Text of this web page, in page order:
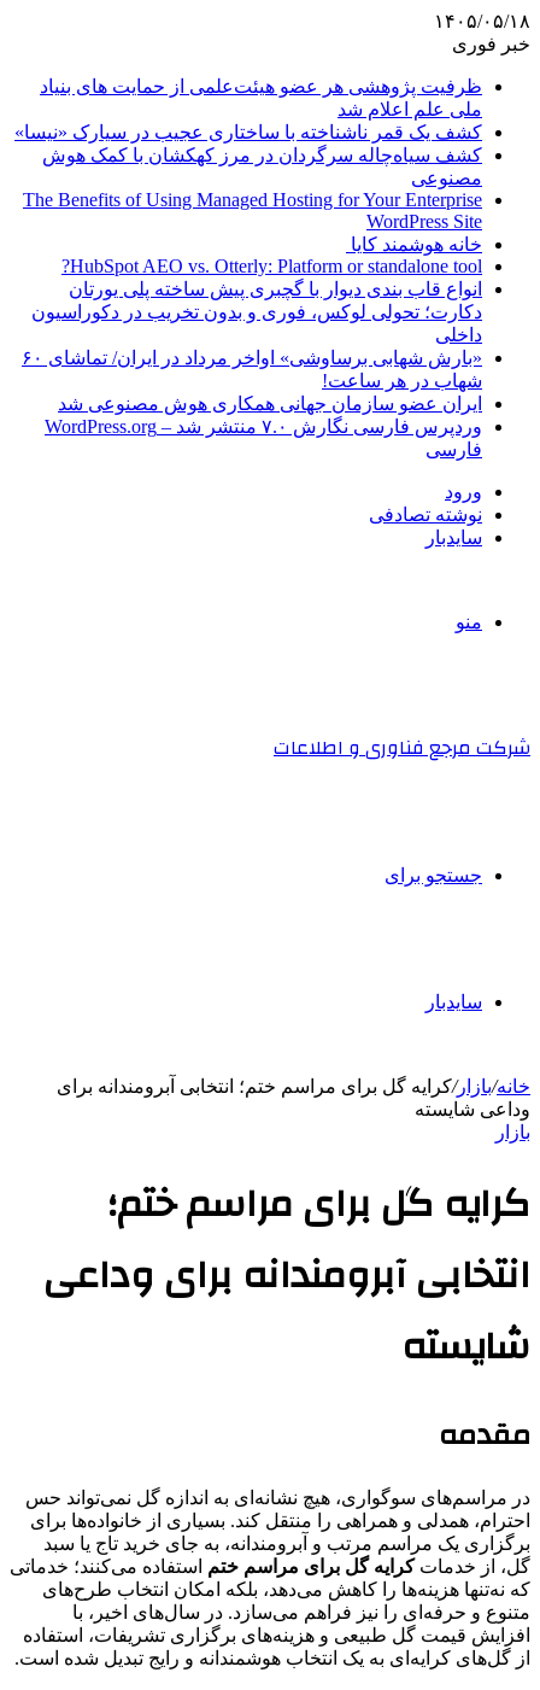
۱۴۰۵/۰۵/۱۸
خبر فوری
ظرفیت پژوهشی هر عضو هیئت‌علمی از حمایت های بنیاد
ملی علم اعلام شد
کشف یک قمر ناشناخته با ساختاری عجیب در سیارک «نیسا»
کشف سیاه‌چاله سرگردان در مرز کهکشان با کمک هوش
مصنوعی
The Benefits of Using Managed Hosting for Your Enterprise
WordPress Site
خانه هوشمند کایا
HubSpot AEO vs. Otterly: Platform or standalone tool?
انواع قاب بندی دیوار با گچبری پیش ساخته پلی یورتان
دکارت؛ تحولی لوکس، فوری و بدون تخریب در دکوراسیون
داخلی
«بارش شهابی برساوشی» اواخر مرداد در ایران/ تماشای ۶۰
شهاب در هر ساعت!
ایران عضو سازمان جهانی همکاری هوش مصنوعی شد
وردپرس فارسی نگارش ۷.۰ منتشر شد – WordPress.org
فارسی
ورود
نوشته تصادفی
سایدبار
منو
شرکت مرجع فناوری و اطلاعات
جستجو برای
سایدبار
خانه/بازار/کرایه گل برای مراسم ختم؛ انتخابی آبرومندانه برای
وداعی شایسته
بازار
کرایه گل برای مراسم ختم؛
انتخابی آبرومندانه برای وداعی
شایسته
مقدمه
در مراسم‌های سوگواری، هیچ نشانه‌ای به اندازه گل نمی‌تواند حس
احترام، همدلی و همراهی را منتقل کند. بسیاری از خانواده‌ها برای
برگزاری یک مراسم مرتب و آبرومندانه، به جای خرید تاج یا سبد
گل، از خدماتکرایه گل برای مراسم ختم استفاده می‌کنند؛ خدماتی
که نه‌تنها هزینه‌ها را کاهش می‌دهد، بلکه امکان انتخاب طرح‌های
متنوع و حرفه‌ای را نیز فراهم می‌سازد. در سال‌های اخیر، با
افزایش قیمت گل طبیعی و هزینه‌های برگزاری تشریفات، استفاده
از گل‌های کرایه‌ای به یک انتخاب هوشمندانه و رایج تبدیل شده است.